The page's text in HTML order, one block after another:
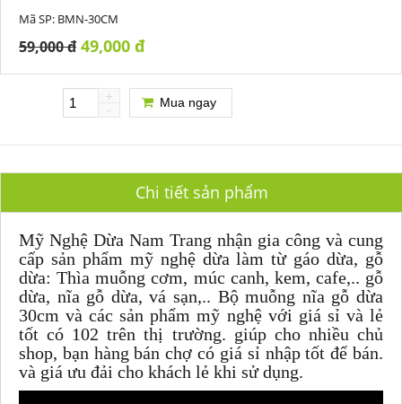
Mã SP: BMN-30CM
59,000 đ 49,000 đ
-
+ Mua ngay
Chi tiết sản phẩm
Mỹ Nghệ Dừa Nam Trang nhận gia công và cung
cấp sản phẩm mỹ nghệ dừa làm từ gáo dừa, gỗ
dừa: Thìa muỗng cơm, múc canh, kem, cafe,.. gỗ
dừa, nĩa gỗ dừa, vá sạn,.. Bộ muỗng nĩa gỗ dừa
30cm và các sản phẩm mỹ nghệ với giá sỉ và lẻ
tốt có 102 trên thị trường. giúp cho nhiều chủ
shop, bạn hàng bán chợ có giá sỉ nhập tốt để bán.
và giá ưu đải cho khách lẻ khi sử dụng.